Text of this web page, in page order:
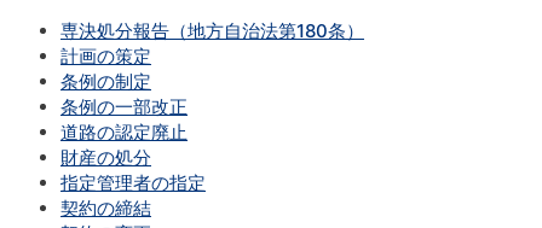
専決処分報告（地方自治法第180条）
計画の策定
条例の制定
条例の一部改正
道路の認定廃止
財産の処分
指定管理者の指定
契約の締結